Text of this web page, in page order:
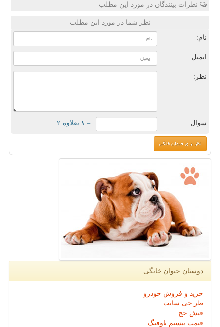
نظرات بینندگان در مورد این مطلب
نظر شما در مورد این مطلب
نام:
ایمیل:
نظر:
سوال: = ۸ بعلاوه ۲
دوستان حیوان خانگی
خرید و فروش خودرو
طراحی سایت
فیش حج
قیمت بیسیم باوفنگ